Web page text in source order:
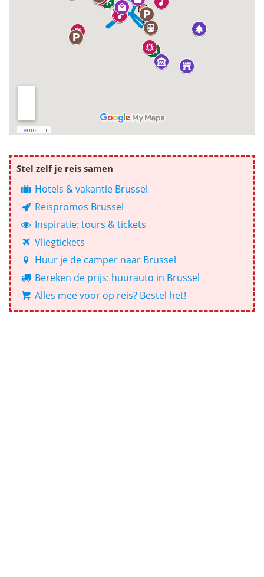
Stel zelf je reis samen
Hotels & vakantie Brussel
Reispromos Brussel
Inspiratie: tours & tickets
Vliegtickets
Huur je de camper naar Brussel
Bereken de prijs: huurauto in Brussel
Alles mee voor op reis? Bestel het!